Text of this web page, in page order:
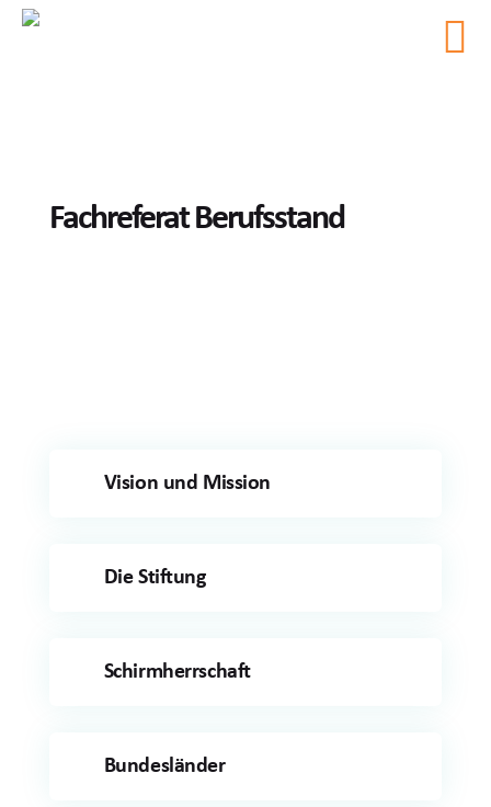
Fachreferat Berufsstand
Vision und Mission
Die Stiftung
Schirmherrschaft
Bundesländer